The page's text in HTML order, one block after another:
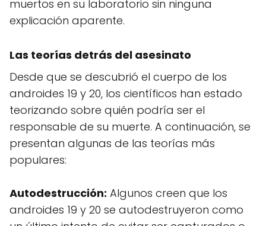
muertos en su laboratorio sin ninguna
explicación aparente.
Las teorías detrás del asesinato
Desde que se descubrió el cuerpo de los
androides 19 y 20, los científicos han estado
teorizando sobre quién podría ser el
responsable de su muerte. A continuación, se
presentan algunas de las teorías más
populares:
Autodestrucción: Algunos creen que los
androides 19 y 20 se autodestruyeron como